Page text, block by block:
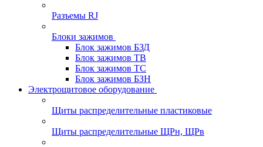
Разъемы RJ
Блоки зажимов
Блок зажимов БЗД
Блок зажимов ТВ
Блок зажимов ТС
Блок зажимов БЗН
Электрощитовое оборудование
Щиты распределительные пластиковые
Щиты распределительные ЩРн, ЩРв